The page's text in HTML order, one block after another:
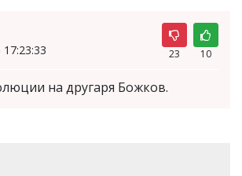
23 10
на другаря Божков.